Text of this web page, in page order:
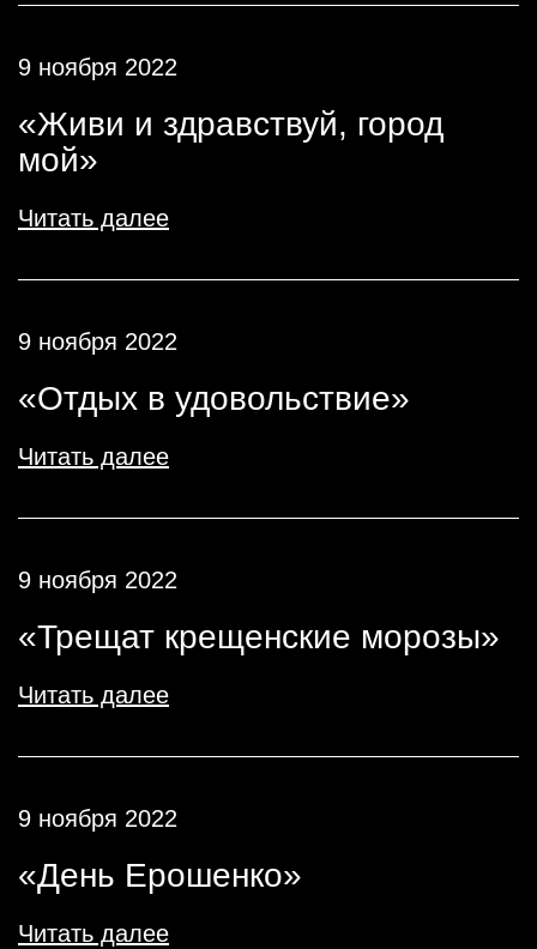
9 ноября 2022
«Живи и здравствуй, город
мой»
Читать далее
9 ноября 2022
«Отдых в удовольствие»
Читать далее
9 ноября 2022
«Трещат крещенские морозы»
Читать далее
9 ноября 2022
«День Ерошенко»
Читать далее